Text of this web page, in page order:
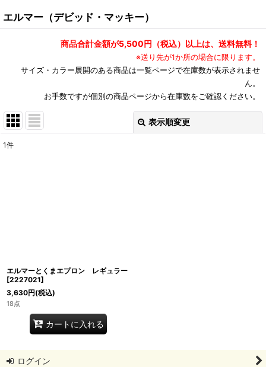
エルマー（デビッド・マッキー）
商品合計金額が5,500円（税込）以上は、送料無料！
※送り先が1か所の場合に限ります。
サイズ・カラー展開のある商品は一覧ページで在庫数が表示されませ
ん。
お手数ですが個別の商品ページから在庫数をご確認ください。
表示順変更
1件
エルマーとくまエプロン レギュラー
[2227021]
3,630円(税込)
18点
カートに入れる
ログイン